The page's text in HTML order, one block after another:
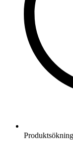
Produktsökning